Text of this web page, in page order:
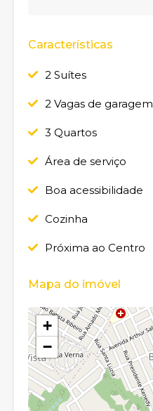
Características
2 Suítes
2 Vagas de garagem
3 Quartos
Área de serviço
Boa acessibilidade
Cozinha
Próxima ao Centro
Mapa do imóvel
+
−